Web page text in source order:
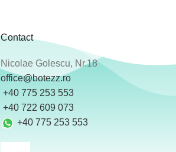
Contact
Nicolae Golescu, Nr.18
office@botezz.ro
+40 775 253 553
‪ +40 722 609 073
+40 775 253 553